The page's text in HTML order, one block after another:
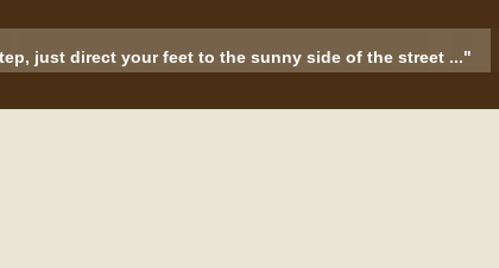
just direct your feet to the sunny side of the street ..."